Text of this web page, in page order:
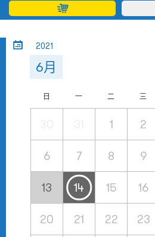
條款及細則
2021
6月
日 一 二 三
1 2
6 7 8 9
13 14 15 16
20 21 22 23